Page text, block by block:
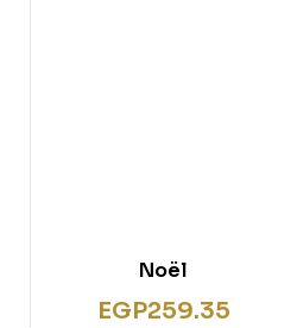
Noël
EGP259.35